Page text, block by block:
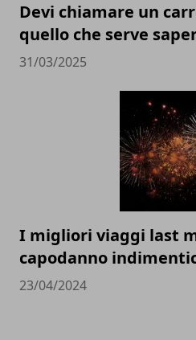
Devi chiamare un
quello che serve
31/03/2025
I migliori viaggi last
capodanno
23/04/2024